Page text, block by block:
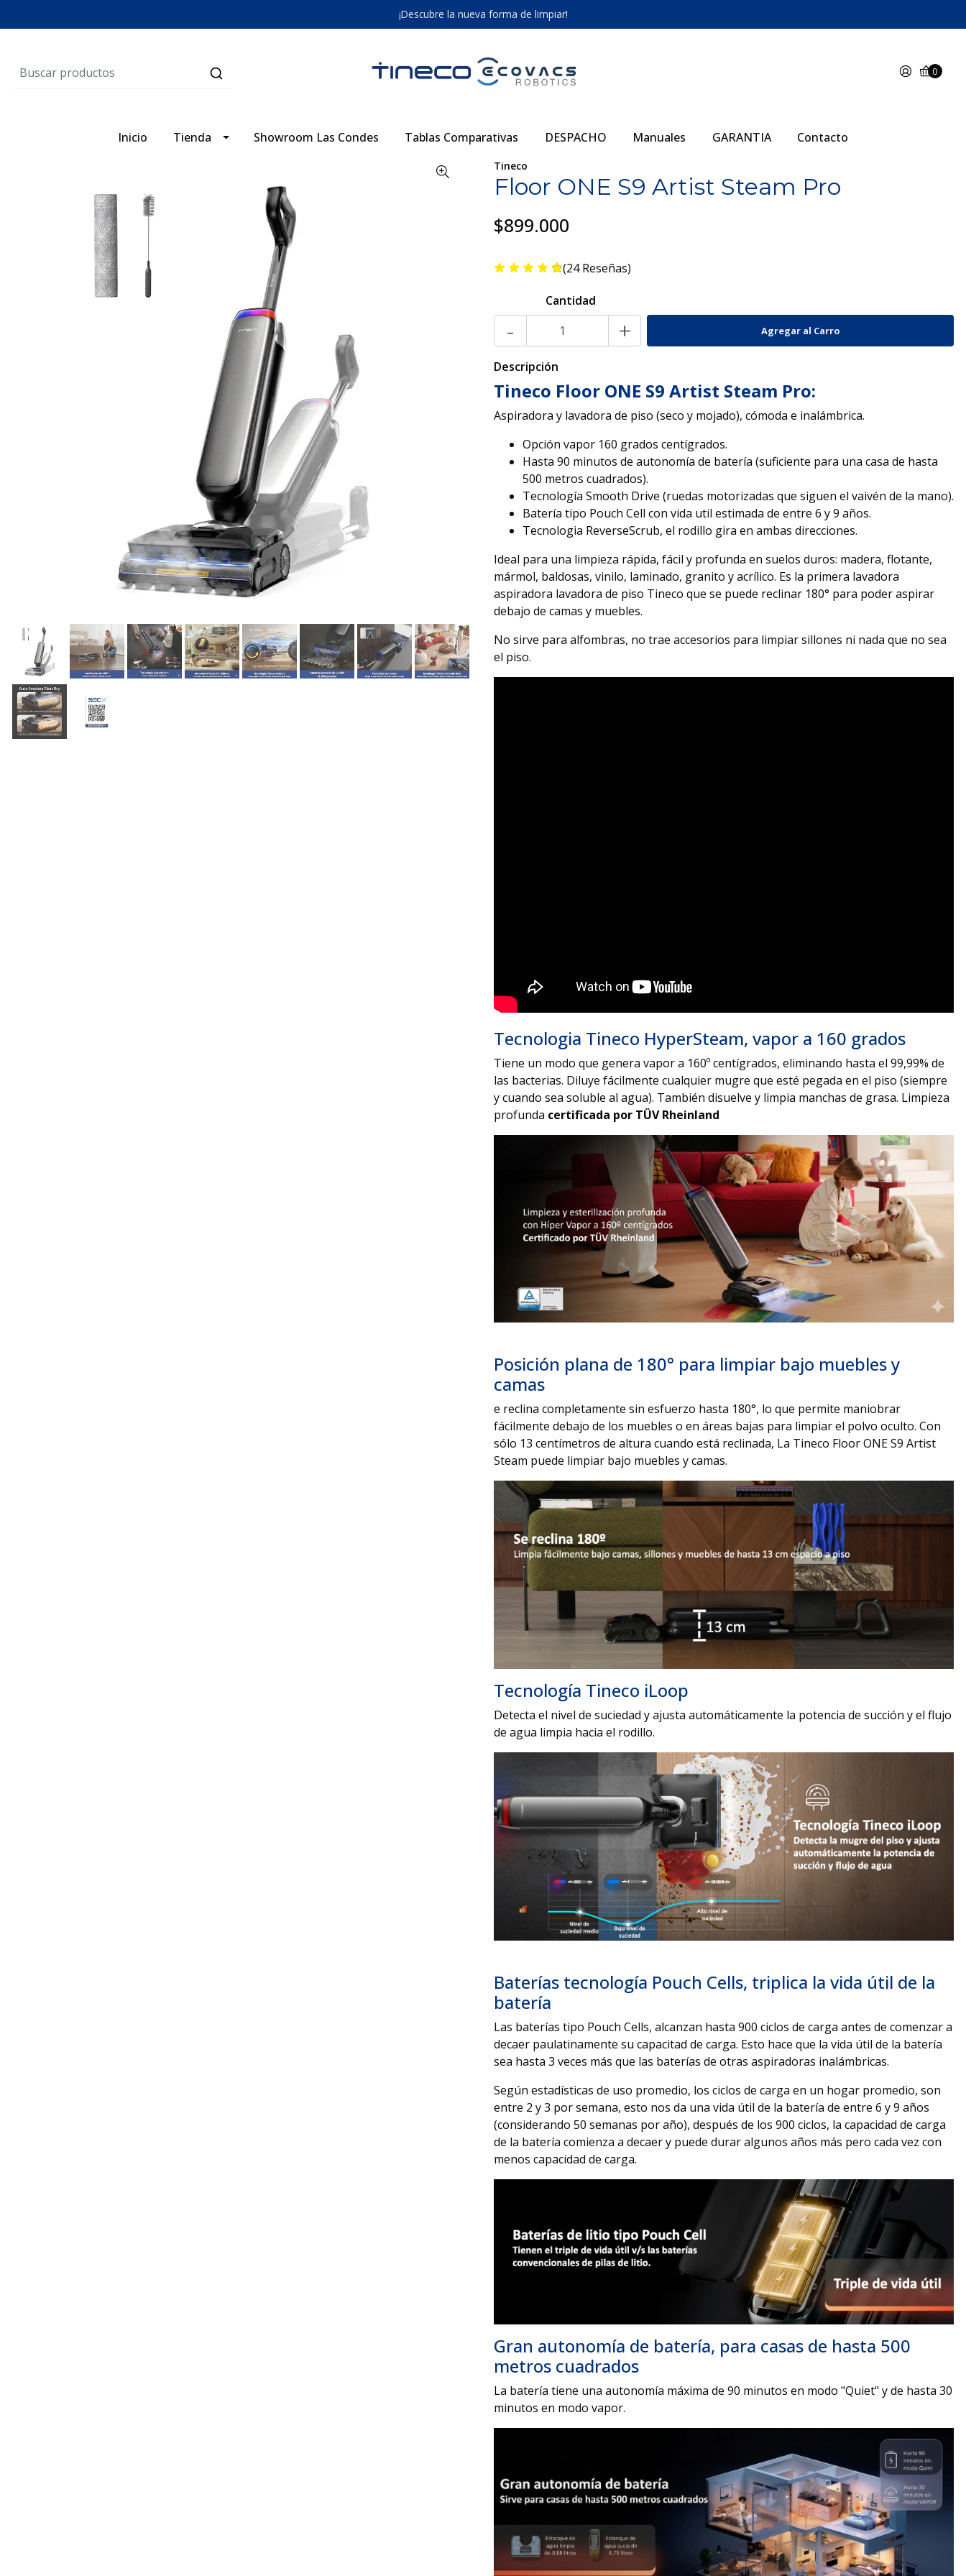
¡Descubre la nueva forma de limpiar!
0
Inicio Tienda Showroom Las Condes Tablas Comparativas DESPACHO Manuales GARANTIA Contacto
Tineco
Floor ONE S9 Artist Steam Pro
$899.000
(24 Reseñas)
Cantidad
- +
Descripción
Tineco Floor ONE S9 Artist Steam Pro:
Aspiradora y lavadora de piso (seco y mojado), cómoda e inalámbrica.
Opción vapor 160 grados centígrados.
Hasta 90 minutos de autonomía de batería (suficiente para una casa de hasta
500 metros cuadrados).
Tecnología Smooth Drive (ruedas motorizadas que siguen el vaivén de la mano).
Batería tipo Pouch Cell con vida util estimada de entre 6 y 9 años.
Tecnologia ReverseScrub, el rodillo gira en ambas direcciones.
Ideal para una limpieza rápida, fácil y profunda en suelos duros: madera, flotante,
mármol, baldosas, vinilo, laminado, granito y acrílico. Es la primera lavadora
aspiradora lavadora de piso Tineco que se puede reclinar 180° para poder aspirar
debajo de camas y muebles.
No sirve para alfombras, no trae accesorios para limpiar sillones ni nada que no sea
el piso.
Tecnologia Tineco HyperSteam, vapor a 160 grados
Tiene un modo que genera vapor a 160º centígrados, eliminando hasta el 99,99% de
las bacterias. Diluye fácilmente cualquier mugre que esté pegada en el piso (siempre
y cuando sea soluble al agua). También disuelve y limpia manchas de grasa. Limpieza
profunda certificada por TÜV Rheinland
Posición plana de 180° para limpiar bajo muebles y
camas
e reclina completamente sin esfuerzo hasta 180°, lo que permite maniobrar
fácilmente debajo de los muebles o en áreas bajas para limpiar el polvo oculto. Con
sólo 13 centímetros de altura cuando está reclinada, La Tineco Floor ONE S9 Artist
Steam puede limpiar bajo muebles y camas.
Tecnología Tineco iLoop
Detecta el nivel de suciedad y ajusta automáticamente la potencia de succión y el flujo
de agua limpia hacia el rodillo.
Baterías tecnología Pouch Cells, triplica la vida útil de la
batería
Las baterías tipo Pouch Cells, alcanzan hasta 900 ciclos de carga antes de comenzar a
decaer paulatinamente su capacitad de carga. Esto hace que la vida útil de la batería
sea hasta 3 veces más que las baterías de otras aspiradoras inalámbricas.
Según estadísticas de uso promedio, los ciclos de carga en un hogar promedio, son
entre 2 y 3 por semana, esto nos da una vida útil de la batería de entre 6 y 9 años
(considerando 50 semanas por año), después de los 900 ciclos, la capacidad de carga
de la batería comienza a decaer y puede durar algunos años más pero cada vez con
menos capacidad de carga.
Gran autonomía de batería, para casas de hasta 500
metros cuadrados
La batería tiene una autonomía máxima de 90 minutos en modo "Quiet" y de hasta 30
minutos en modo vapor.